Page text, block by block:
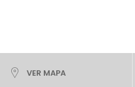
VER MAPA